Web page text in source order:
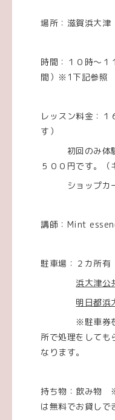
場所：滋賀浜大津
時間：１０時～１
間）※1下記参照
レッスン料金：１
す）
初回のみ体験
５００円です。（
ショップカー
講師：Mint
駐車場：２カ所有
浜大津公
明日都浜
※駐車券をス
所で処理をしても
なります。
持ち物：飲み物
は無料でお貸しで